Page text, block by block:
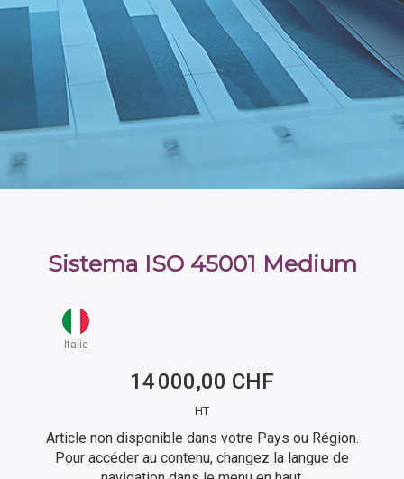
Sistema ISO 45001 Medium
Italie
14 000,00 CHF
HT
Article non disponible dans votre Pays ou Région.
Pour accéder au contenu, changez la langue de